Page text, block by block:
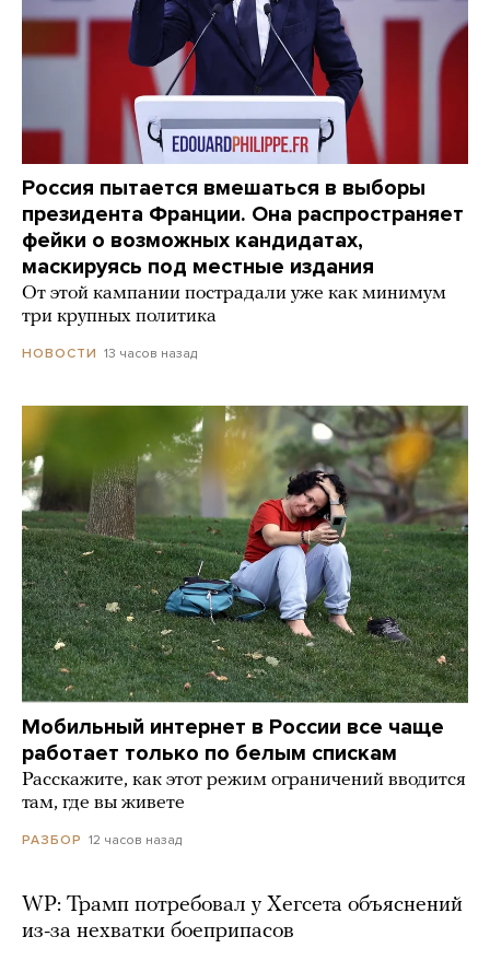
Россия пытается вмешаться в выборы
президента Франции. Она распространяет
фейки о возможных кандидатах,
маскируясь под местные издания
От этой кампании пострадали уже как минимум
три крупных политика
НОВОСТИ 13 часов назад
Мобильный интернет в России все чаще
работает только по белым спискам
Расскажите, как этот режим ограничений вводится
там, где вы живете
РАЗБОР 12 часов назад
WP: Трамп потребовал у Хегсета объяснений
из-за нехватки боеприпасов